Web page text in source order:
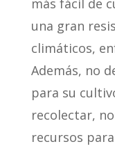
una gran
climáticos,
Además, no
para su
recolectar,
recursos